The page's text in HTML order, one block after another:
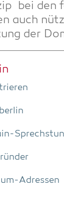
bei den
auch
der
Adres­­sen